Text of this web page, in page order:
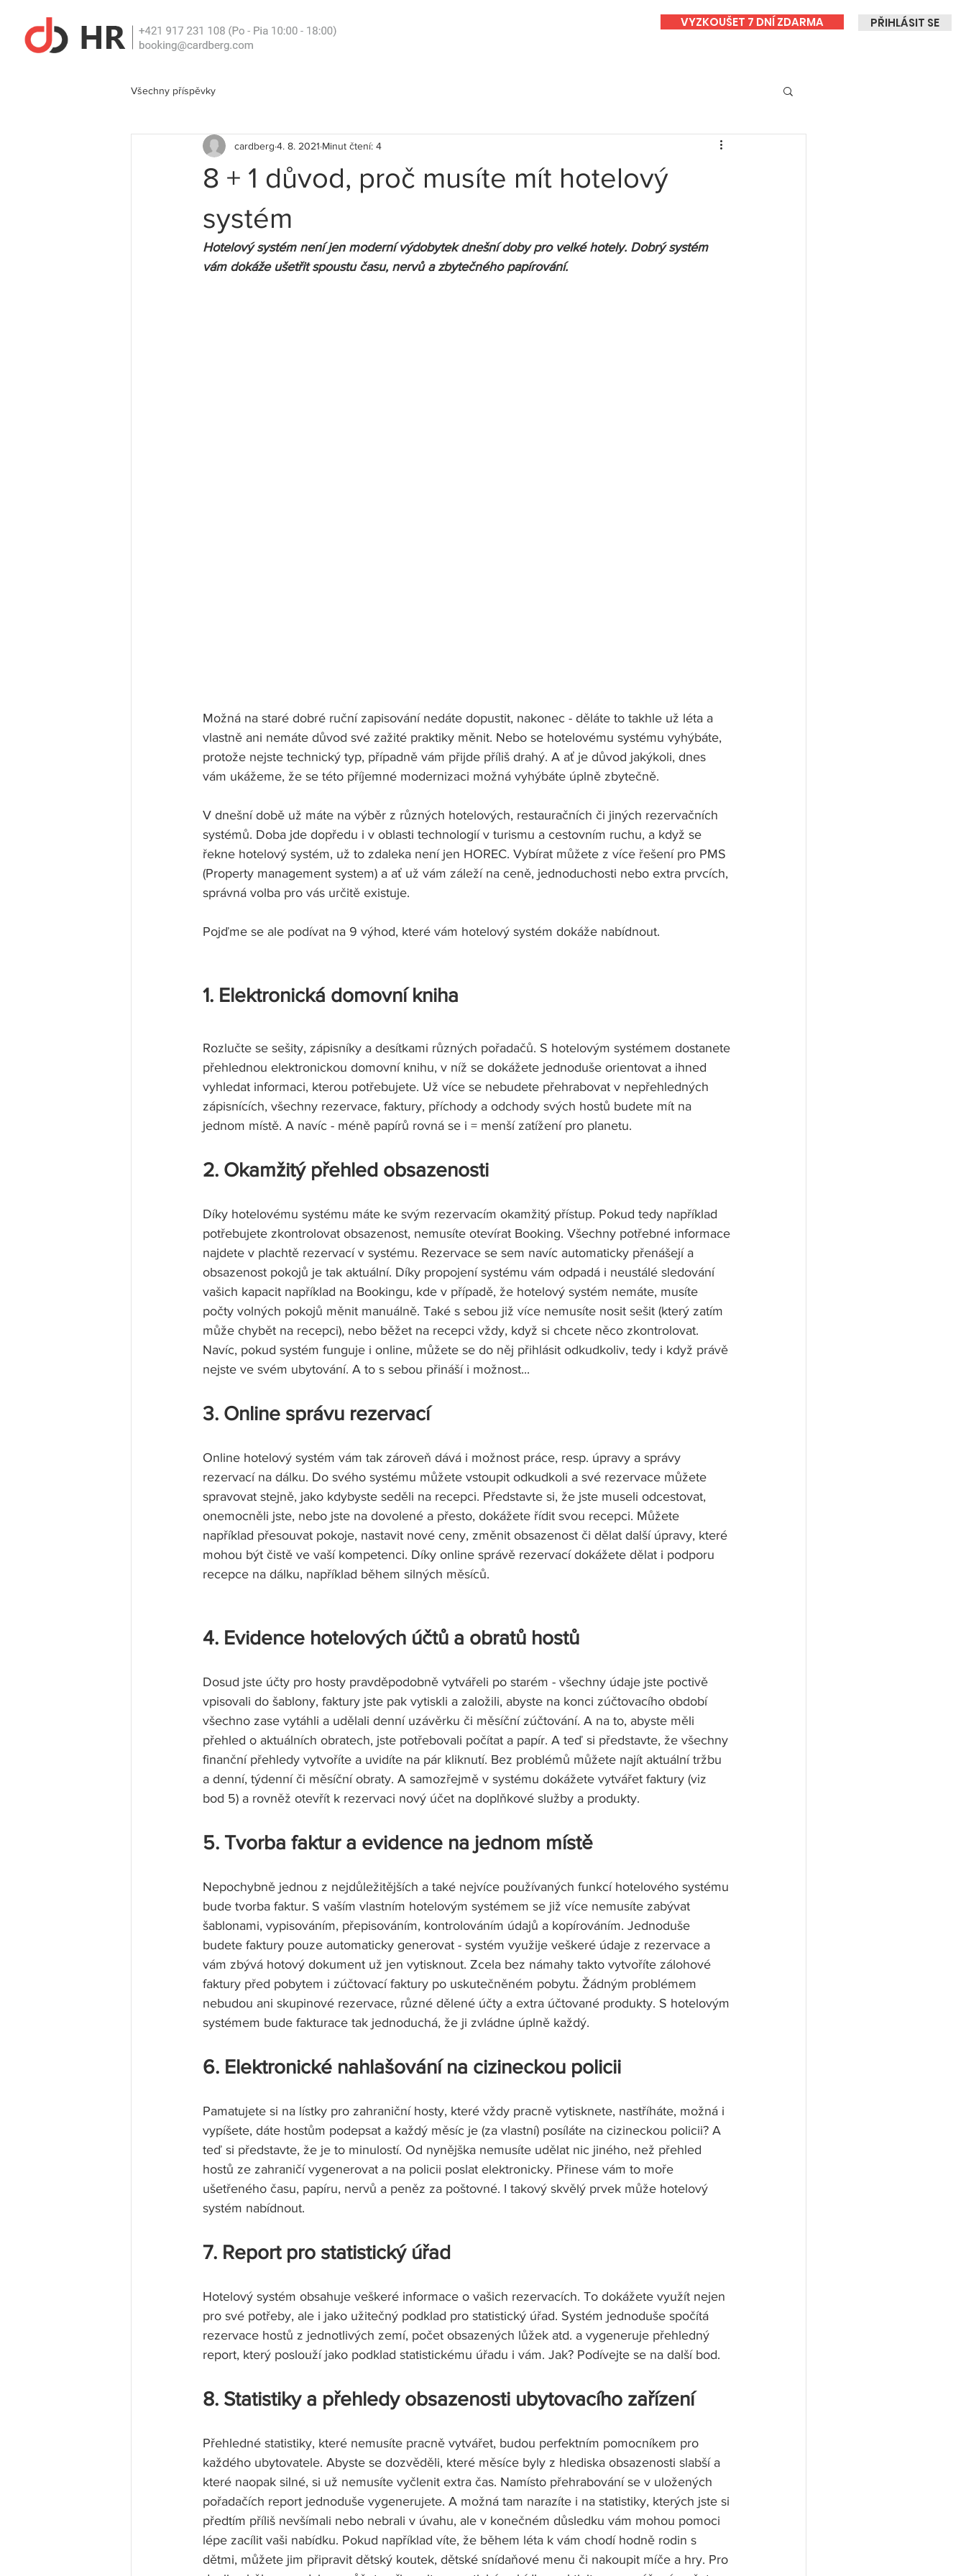
PŘIHLÁSIT SE
VYZKOUŠET 7 DNÍ ZDARMA
Všechny příspěvky
8 + 1 důvod, proč musíte mít hotelový
systém
cardberg 4. 8. 2021 Minut čtení: 4
Hotelový systém není jen moderní výdobytek dnešní doby pro velké hotely. Dobrý systém
vám dokáže ušetřit spoustu času, nervů a zbytečného papírování.
Možná na staré dobré ruční zapisování nedáte dopustit, nakonec - děláte to takhle už léta a
vlastně ani nemáte důvod své zažité praktiky měnit. Nebo se hotelovému systému vyhýbáte,
protože nejste technický typ, případně vám přijde příliš drahý. A ať je důvod jakýkoli, dnes
vám ukážeme, že se této příjemné modernizaci možná vyhýbáte úplně zbytečně.
V dnešní době už máte na výběr z různých hotelových, restauračních či jiných rezervačních
systémů. Doba jde dopředu i v oblasti technologií v turismu a cestovním ruchu, a když se
řekne hotelový systém, už to zdaleka není jen HOREC. Vybírat můžete z více řešení pro PMS
(Property management system) a ať už vám záleží na ceně, jednoduchosti nebo extra prvcích,
správná volba pro vás určitě existuje.
Pojďme se ale podívat na 9 výhod, které vám hotelový systém dokáže nabídnout.
1. Elektronická domovní kniha
Rozlučte se sešity, zápisníky a desítkami různých pořadačů. S hotelovým systémem dostanete
přehlednou elektronickou domovní knihu, v níž se dokážete jednoduše orientovat a ihned
vyhledat informaci, kterou potřebujete. Už více se nebudete přehrabovat v nepřehledných
zápisnících, všechny rezervace, faktury, příchody a odchody svých hostů budete mít na
jednom místě. A navíc - méně papírů rovná se i = menší zatížení pro planetu.
2. Okamžitý přehled obsazenosti
Díky hotelovému systému máte ke svým rezervacím okamžitý přístup. Pokud tedy například
potřebujete zkontrolovat obsazenost, nemusíte otevírat Booking. Všechny potřebné informace
najdete v plachtě rezervací v systému. Rezervace se sem navíc automaticky přenášejí a
obsazenost pokojů je tak aktuální. Díky propojení systému vám odpadá i neustálé sledování
vašich kapacit například na Bookingu, kde v případě, že hotelový systém nemáte, musíte
počty volných pokojů měnit manuálně. Také s sebou již více nemusíte nosit sešit (který zatím
může chybět na recepci), nebo běžet na recepci vždy, když si chcete něco zkontrolovat.
Navíc, pokud systém funguje i online, můžete se do něj přihlásit odkudkoliv, tedy i když právě
nejste ve svém ubytování. A to s sebou přináší i možnost...
3. Online správu rezervací
Online hotelový systém vám tak zároveň dává i možnost práce, resp. úpravy a správy
rezervací na dálku. Do svého systému můžete vstoupit odkudkoli a své rezervace můžete
spravovat stejně, jako kdybyste seděli na recepci. Představte si, že jste museli odcestovat,
onemocněli jste, nebo jste na dovolené a přesto, dokážete řídit svou recepci. Můžete
například přesouvat pokoje, nastavit nové ceny, změnit obsazenost či dělat další úpravy, které
mohou být čistě ve vaší kompetenci. Díky online správě rezervací dokážete dělat i podporu
recepce na dálku, například během silných měsíců.
4. Evidence hotelových účtů a obratů hostů
Dosud jste účty pro hosty pravděpodobně vytvářeli po starém - všechny údaje jste poctivě
vpisovali do šablony, faktury jste pak vytiskli a založili, abyste na konci zúčtovacího období
všechno zase vytáhli a udělali denní uzávěrku či měsíční zúčtování. A na to, abyste měli
přehled o aktuálních obratech, jste potřebovali počítat a papír. A teď si představte, že všechny
finanční přehledy vytvoříte a uvidíte na pár kliknutí. Bez problémů můžete najít aktuální tržbu
a denní, týdenní či měsíční obraty. A samozřejmě v systému dokážete vytvářet faktury (viz
bod 5) a rovněž otevřít k rezervaci nový účet na doplňkové služby a produkty.
5. Tvorba faktur a evidence na jednom místě
Nepochybně jednou z nejdůležitějších a také nejvíce používaných funkcí hotelového systému
bude tvorba faktur. S vaším vlastním hotelovým systémem se již více nemusíte zabývat
šablonami, vypisováním, přepisováním, kontrolováním údajů a kopírováním. Jednoduše
budete faktury pouze automaticky generovat - systém využije veškeré údaje z rezervace a
vám zbývá hotový dokument už jen vytisknout. Zcela bez námahy takto vytvoříte zálohové
faktury před pobytem ​​i zúčtovací faktury po uskutečněném pobytu. Žádným problémem
nebudou ani skupinové rezervace, různé dělené účty a extra účtované produkty. S hotelovým
systémem bude fakturace tak jednoduchá, že ji zvládne úplně každý.
6. Elektronické nahlašování na cizineckou policii
Pamatujete si na lístky pro zahraniční hosty, které vždy pracně vytisknete, nastříháte, možná i
vypíšete, dáte hostům podepsat a každý měsíc je (za vlastní) posíláte na cizineckou policii? A
teď si představte, že je to minulostí. Od nynějška nemusíte udělat nic jiného, ​​než přehled
hostů ze zahraničí vygenerovat a na policii poslat elektronicky. Přinese vám to moře
ušetřeného času, papíru, nervů a peněz za poštovné. I takový skvělý prvek může hotelový
systém nabídnout.
7. Report pro statistický úřad
Hotelový systém obsahuje veškeré informace o vašich rezervacích. To dokážete využít nejen
pro své potřeby, ale i jako užitečný podklad pro statistický úřad. Systém jednoduše spočítá
rezervace hostů z jednotlivých zemí, počet obsazených lůžek atd. a vygeneruje přehledný
report, který poslouží jako podklad statistickému úřadu i vám. Jak? Podívejte se na další bod.
8. Statistiky a přehledy obsazenosti ubytovacího zařízení
Přehledné statistiky, které nemusíte pracně vytvářet, budou perfektním pomocníkem pro
každého ubytovatele. Abyste se dozvěděli, které měsíce byly z hlediska obsazenosti slabší a
které naopak silné, si už nemusíte vyčlenit extra čas. Namísto přehrabování se v uložených
pořadačích report jednoduše vygenerujete. A možná tam narazíte i na statistiky, kterých jste si
předtím příliš nevšímali nebo nebrali v úvahu, ale v konečném důsledku vám mohou pomoci
lépe zacílit vaši nabídku. Pokud například víte, že během léta k vám chodí hodně rodin s
dětmi, můžete jim připravit dětský koutek, dětské snídaňové menu či nakoupit míče a hry. Pro